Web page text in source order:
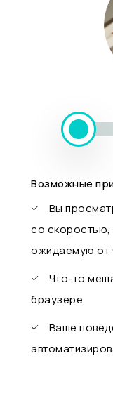
Возможные
Вы
со
ожидаемую от
Что-то
браузере
Ваше